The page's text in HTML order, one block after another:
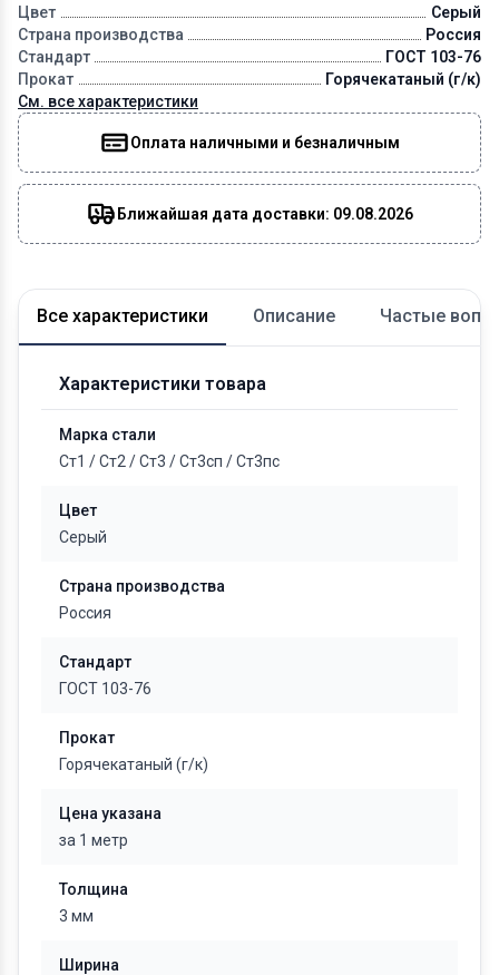
Цвет
Серый
Страна производства
Россия
Стандарт
ГОСТ 103-76
Прокат
Горячекатаный (г/к)
См. все характеристики
Оплата наличными и безналичным
Ближайшая дата доставки: 09.08.2026
Все характеристики Описание Частые
Характеристики товара
Марка стали
Ст1 /Ст2 /Ст3 /Ст3сп /Ст3пс
Цвет
Серый
Страна производства
Россия
Стандарт
ГОСТ 103-76
Прокат
Горячекатаный (г/к)
Цена указана
за 1 метр
Толщина
3 мм
Ширина